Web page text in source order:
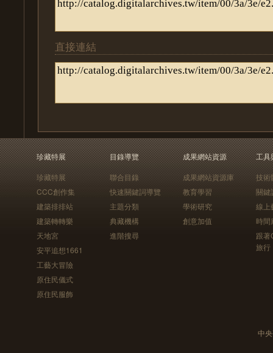
直接連結
珍藏特展
珍藏特展
CCC創作集
建築排排站
建築轉轉樂
天地宮
安平追想1661
工藝大冒險
原住民儀式
原住民服飾
目錄導覽
聯合目錄
快速關鍵詞導覽
主題分類
典藏機構
進階搜尋
成果網站資源
成果網站資源庫
教育學習
學術研究
創意加值
工具
技術
關鍵
線上
時間
跟
旅行
中